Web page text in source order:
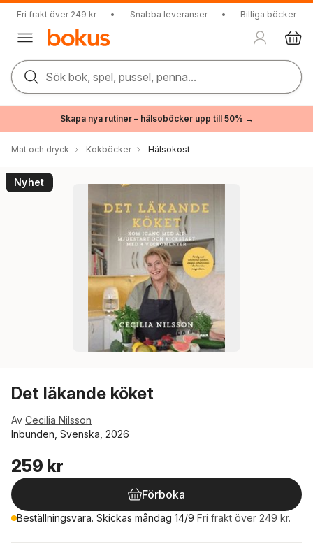
Fri frakt över 249 kr • Snabba leveranser • Billiga böcker
Sök bok, spel, pussel, penna...
Skapa nya rutiner – hälsoböcker upp till 50% →
Mat och dryck Kokböcker Hälsokost
Nyhet
Det läkande köket
Av Cecilia Nilsson
Inbunden, Svenska, 2026
259 kr
Förboka
Beställningsvara. Skickas måndag 14/9 Fri frakt över 249 kr.